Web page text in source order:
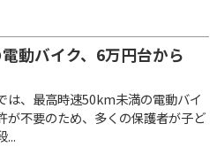
動バイク、6万円台から
は、最高時速50km未満の電動バイ
が不要のため、多くの保護者が子ど
...